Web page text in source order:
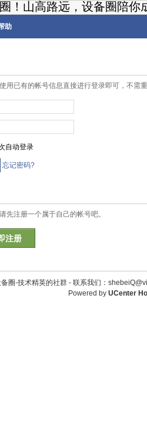
！山高路远，设备圈陪你
助
用已有的帐号信息直接进行登录即可，不需
自动登录
忘记密码?
先注册一个属于自己的帐号吧。
注册
圈-技术精英的社群 - 联系我们：
Powered by UCenter